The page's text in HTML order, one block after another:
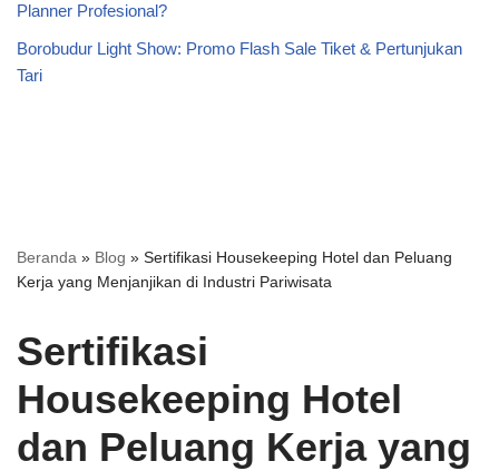
Planner Profesional?
Borobudur Light Show: Promo Flash Sale Tiket & Pertunjukan
Tari
Beranda » Blog » Sertifikasi Housekeeping Hotel dan Peluang
Kerja yang Menjanjikan di Industri Pariwisata
Sertifikasi
Housekeeping Hotel
dan Peluang Kerja yang